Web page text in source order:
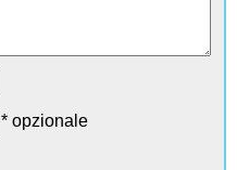
* opzionale